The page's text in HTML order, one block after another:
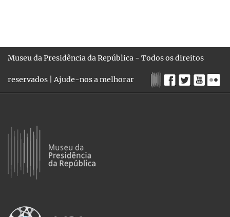
Museu da Presidência da República - Todos os direitos
reservados |Ajude-nos a melhorar